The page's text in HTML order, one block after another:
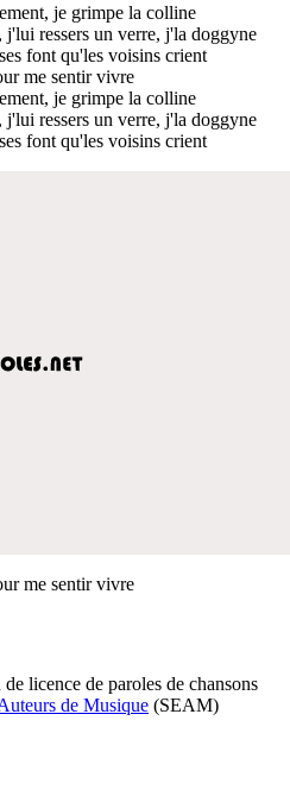
je grimpe la colline
ressers un verre, j'la doggyne
font qu'les voisins crient
me sentir vivre
je grimpe la colline
ressers un verre, j'la doggyne
font qu'les voisins crient
me sentir vivre
licence de paroles de chansons
de Musique (SEAM)